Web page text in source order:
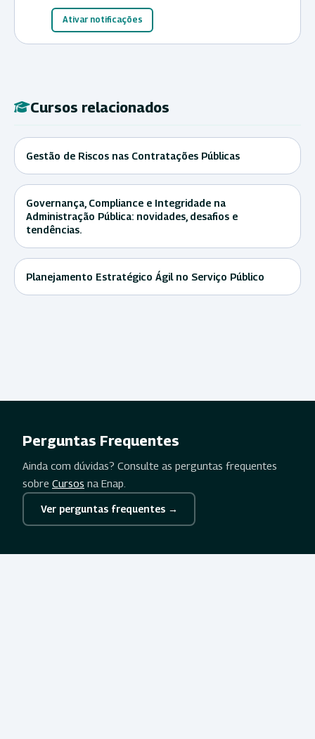
Ativar notificações
Cursos relacionados
Gestão de Riscos nas Contratações Públicas
Governança, Compliance e Integridade na
Administração Pública: novidades, desafios e
tendências.
Planejamento Estratégico Ágil no Serviço Público
Perguntas Frequentes
Ainda com dúvidas? Consulte as perguntas frequentes
sobre Cursos na Enap.
Ver perguntas frequentes →